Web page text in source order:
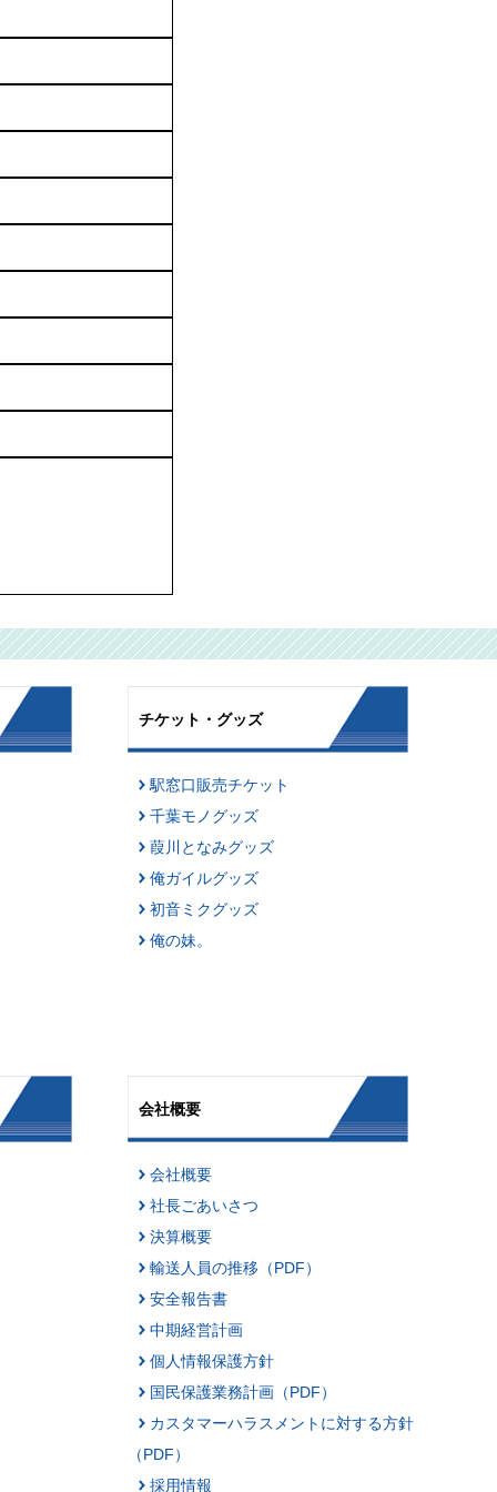
チケット・グッズ
駅窓口販売チケット
千葉モノグッズ
葭川となみグッズ
俺ガイルグッズ
初音ミクグッズ
俺の妹。
会社概要
会社概要
社長ごあいさつ
決算概要
輸送人員の推移（PDF）
安全報告書
中期経営計画
個人情報保護方針
国民保護業務計画（PDF）
カスタマーハラスメントに対する方針
（PDF）
採用情報